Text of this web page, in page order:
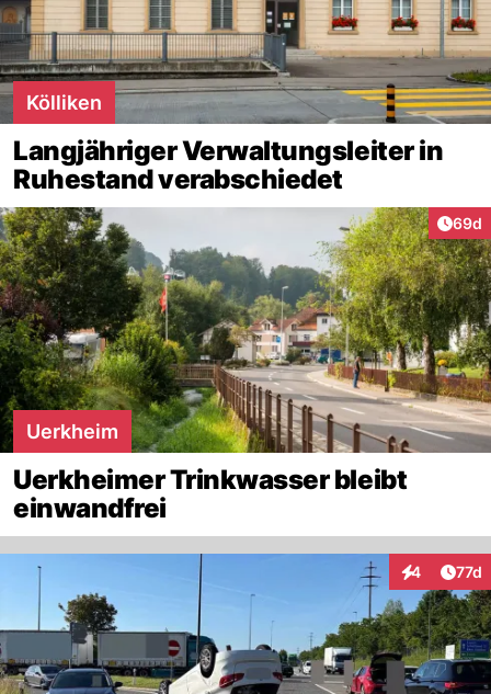
Kölliken
Langjähriger Verwaltungsleiter in
Ruhestand verabschiedet
69d
Uerkheim
Uerkheimer Trinkwasser bleibt
einwandfrei
4 77d